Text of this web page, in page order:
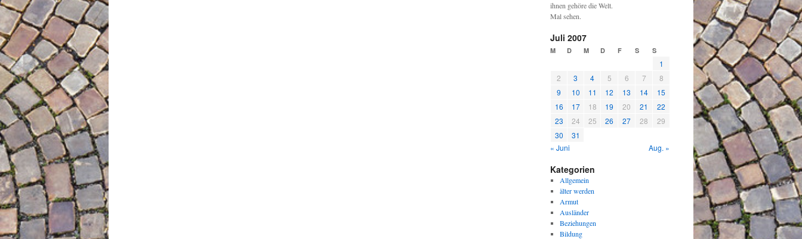
ihnen gehöre die Welt.
Mal sehen.
Juli 2007
M D M D F S S
1
2
3 4 5 6 7
8
9
10 11 12 13 14
15
16
17 18 19 20 21
22
23
24 25 26 27 28
29
30
31
« Juni
Aug. »
Kategorien
Allgemein
älter werden
Armut
Ausländer
Beziehungen
Bildung